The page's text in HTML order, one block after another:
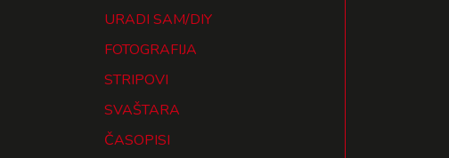
URADI SAM/DIY
FOTOGRAFIJA
STRIPOVI
SVAŠTARA
ČASOPISI